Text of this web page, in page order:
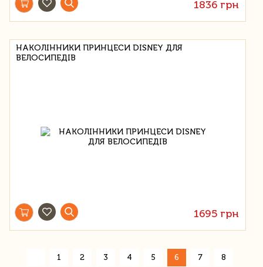
1836 грн
НАКОЛІННИКИ ПРИНЦЕСИ DISNEY ДЛЯ
ВЕЛОСИПЕДІВ
1695 грн
1 2 3 4 5 6 7 8